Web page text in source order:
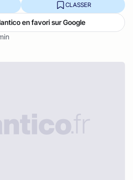
CLASSER
en favori sur Google